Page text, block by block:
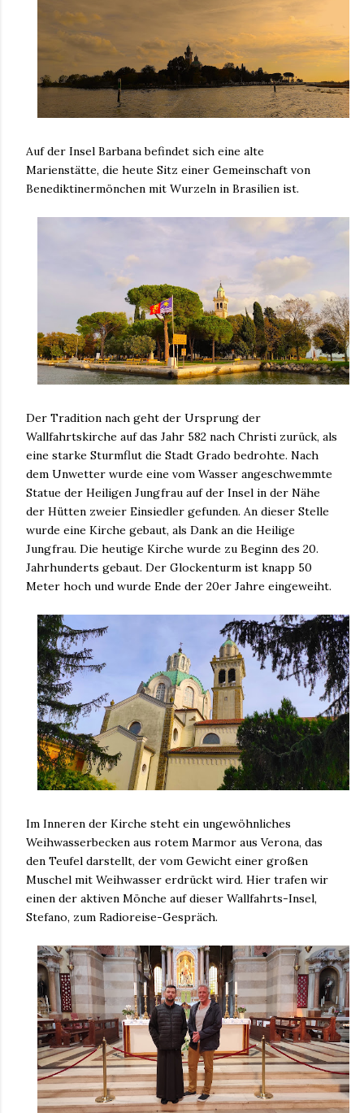
Auf der Insel Barbana befindet sich eine alte
Marienstätte, die heute Sitz einer Gemeinschaft von
Benediktinermönchen mit Wurzeln in Brasilien ist.
Der Tradition nach geht der Ursprung der
Wallfahrtskirche auf das Jahr 582 nach Christi zurück, als
eine starke Sturmflut die Stadt Grado bedrohte. Nach
dem Unwetter wurde eine vom Wasser angeschwemmte
Statue der Heiligen Jungfrau auf der Insel in der Nähe
der Hütten zweier Einsiedler gefunden. An dieser Stelle
wurde eine Kirche gebaut, als Dank an die Heilige
Jungfrau. Die heutige Kirche wurde zu Beginn des 20.
Jahrhunderts gebaut. Der Glockenturm ist knapp 50
Meter hoch und wurde Ende der 20er Jahre eingeweiht.
Im Inneren der Kirche steht ein ungewöhnliches
Weihwasserbecken aus rotem Marmor aus Verona, das
den Teufel darstellt, der vom Gewicht einer großen
Muschel mit Weihwasser erdrückt wird. Hier trafen wir
einen der aktiven Mönche auf dieser Wallfahrts-Insel,
Stefano, zum Radioreise-Gespräch.